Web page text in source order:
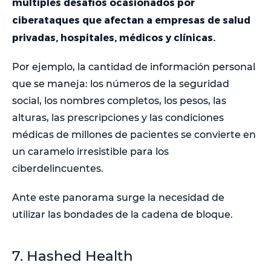
ciberataques que afectan a empresas de salud
privadas, hospitales, médicos y clínicas.
Por ejemplo, la cantidad de información personal
que se maneja: los números de la seguridad
social, los nombres completos, los pesos, las
alturas, las prescripciones y las condiciones
médicas de millones de pacientes se convierte en
un caramelo irresistible para los
ciberdelincuentes.
Ante este panorama surge la necesidad de
utilizar las bondades de la cadena de bloque.
7. Hashed Health